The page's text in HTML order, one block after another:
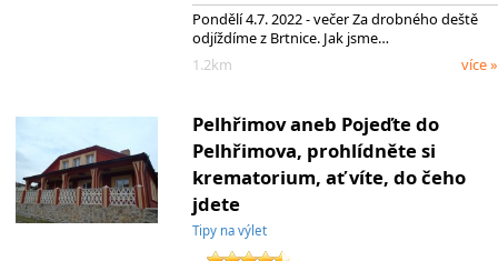
Pondělí 4.7. 2022 - večer Za drobného deště
odjíždíme z Brtnice. Jak jsme…
1.2km
více »
Pelhřimov aneb Pojeďte do
Pelhřimova, prohlídněte si
krematorium, ať víte, do čeho
jdete
Tipy na výlet